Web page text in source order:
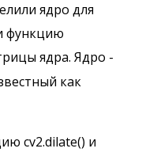
ядро ​​для
функцию
ядра. Ядро -
как
cv2.dilate() и